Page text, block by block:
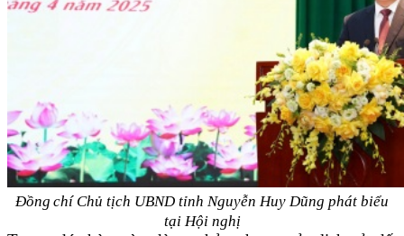
Đồng chí Chủ tịch UBND tỉnh Nguyễn Huy Dũng phát biểu
tại Hội nghị